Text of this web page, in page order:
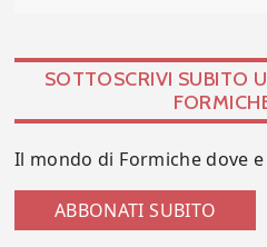
SOTTOSCRIVI SUBITO
Il mondo di Formiche dove
ABBONATI SUBITO